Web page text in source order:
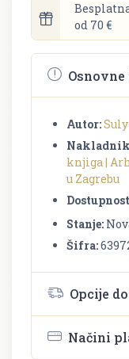
od 70 €
Autor:
knjiga |
u Zagrebu
Stanje:
Šifra:
Opcije
Načini